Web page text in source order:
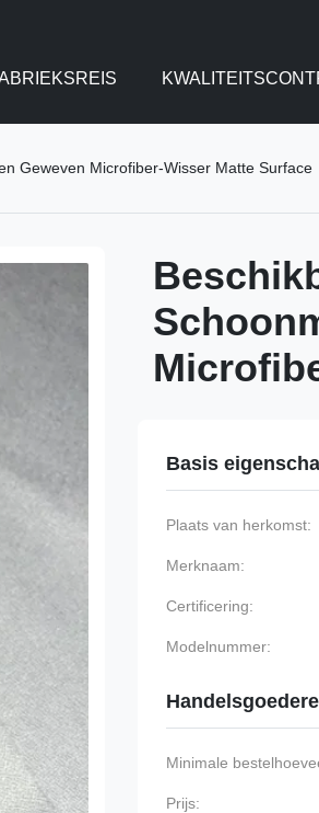
Geweven Microfiber-Wisser Matte Surface
Basis
Plaats van herkomst:
Merknaam:
Certificering:
Modelnummer:
Minimale
Prijs: